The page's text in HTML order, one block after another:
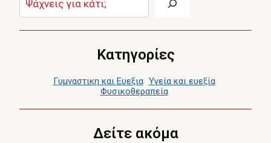
Κατηγορίες
Γυμναστικη και Ευεξια Υγεία και ευεξία
Φυσικοθεραπεία
Δείτε ακόμα